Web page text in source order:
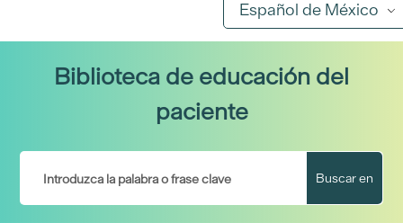
Español de México
Biblioteca de educación del
paciente
Buscar en